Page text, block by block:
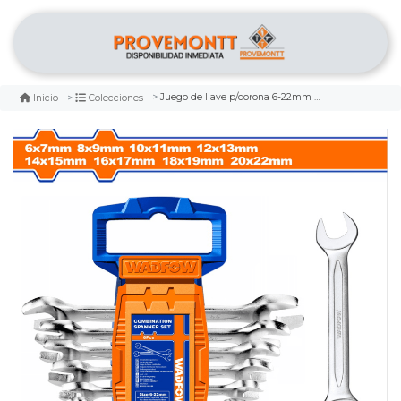
Inicio Colecciones Juego de llave p/corona 6-22mm 8pcs wadfow